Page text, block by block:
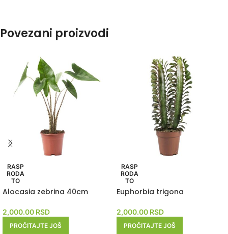
Povezani proizvodi
RASP
RODA
TO
Alocasia zebrina 40cm
2,000.00 RSD
PROČITAJTE JOŠ
RASP
RODA
TO
Euphorbia trigona
2,000.00 RSD
PROČITAJTE JOŠ